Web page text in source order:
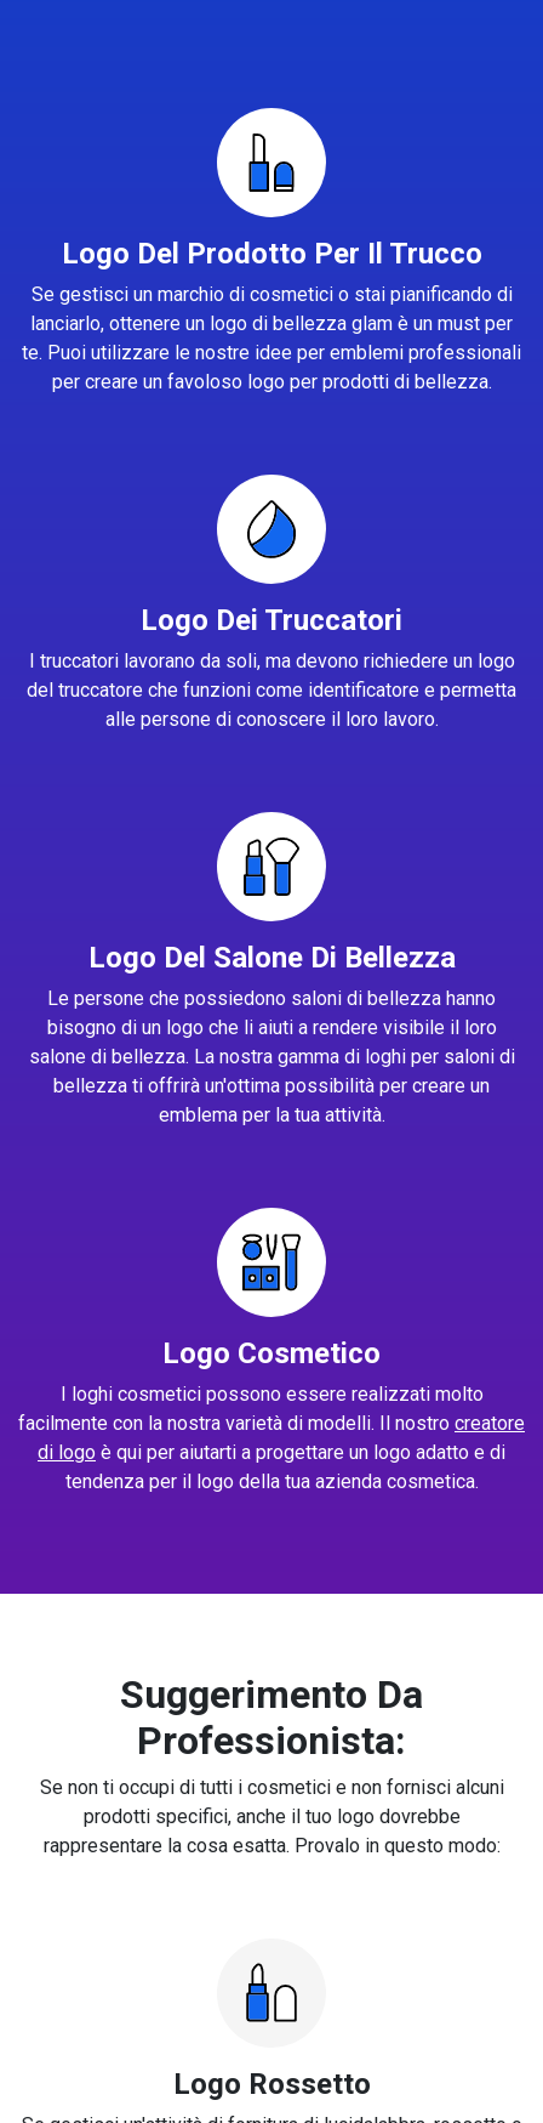
Logo Del Prodotto Per Il Trucco
Se gestisci un marchio di cosmetici o stai pianificando di
lanciarlo, ottenere un logo di bellezza glam è un must per
te. Puoi utilizzare le nostre idee per emblemi professionali
per creare un favoloso logo per prodotti di bellezza.
Logo Dei Truccatori
I truccatori lavorano da soli, ma devono richiedere un logo
del truccatore che funzioni come identificatore e permetta
alle persone di conoscere il loro lavoro.
Logo Del Salone Di Bellezza
Le persone che possiedono saloni di bellezza hanno
bisogno di un logo che li aiuti a rendere visibile il loro
salone di bellezza. La nostra gamma di loghi per saloni di
bellezza ti offrirà un'ottima possibilità per creare un
emblema per la tua attività.
Logo Cosmetico
I loghi cosmetici possono essere realizzati molto
facilmente con la nostra varietà di modelli. Il nostro creatore
di logo è qui per aiutarti a progettare un logo adatto e di
tendenza per il logo della tua azienda cosmetica.
Suggerimento Da
Professionista:
Se non ti occupi di tutti i cosmetici e non fornisci alcuni
prodotti specifici, anche il tuo logo dovrebbe
rappresentare la cosa esatta. Provalo in questo modo:
Logo Rossetto